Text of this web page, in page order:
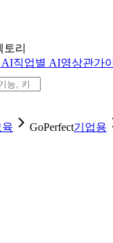
리
AI직업별 AI영상관가
육 GoPerfect기업용